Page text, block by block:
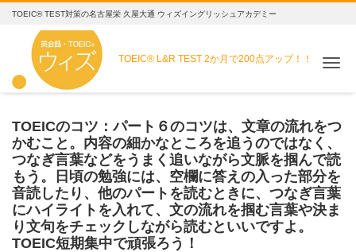
TOEIC® TEST対策の名古屋栄 久屋大通 ウィズイングリッシュアカデミー
TOEIC® L&R TEST2か月で200点アップ！！
TOEICのコツ：パート６のコツは、文章の流れをつ
かむこと。内容の細かなところを追うのではなく、
つなぎ言葉などをうまく追いながら文脈を掴んで読
もう。日頃の勉強には、空欄に答えの入った部分を
音読したり、他のパートを読むときに、つなぎ言葉
にハイライトを入れて、文の流れを掴む言葉や決ま
り文句をチェックしながら読むといいですよ。
TOEIC短期集中で頑張ろう！